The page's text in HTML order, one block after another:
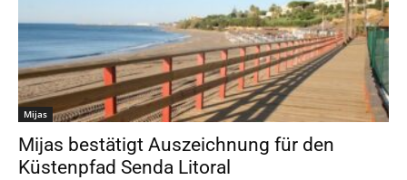
Mijas
Mijas bestätigt Auszeichnung für den
Küstenpfad Senda Litoral